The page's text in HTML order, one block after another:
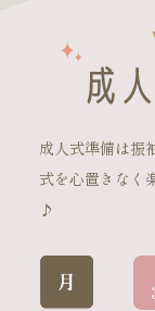
成人式準備は振
式を心置きなく
♪